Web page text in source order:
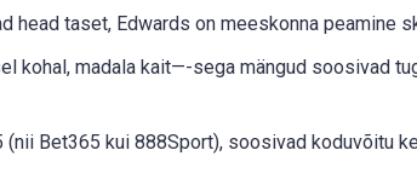
head taset, Edwards on meeskonna peamine
kohal, madala kait—-sega mängud soosivad
Bet365 kui 888Sport), soosivad koduvõitu